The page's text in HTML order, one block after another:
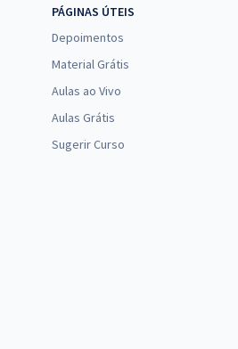
PÁGINAS ÚTEIS
Depoimentos
Material Grátis
Aulas ao Vivo
Aulas Grátis
Sugerir Curso